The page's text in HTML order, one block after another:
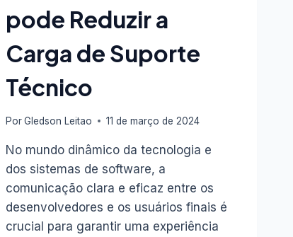
pode Reduzir a
Carga de Suporte
Técnico
Por Gledson Leitao 11 de março de 2024
No mundo dinâmico da tecnologia e
dos sistemas de software, a
comunicação clara e eficaz entre os
desenvolvedores e os usuários finais é
crucial para garantir uma experiência